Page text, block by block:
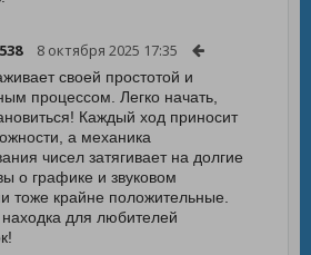
8 октября 2025 17:35
своей простотой и
процессом. Легко начать,
Каждый ход приносит
а механика
чисел затягивает на долгие
о графике и звуковом
тоже крайне положительные.
для любителей